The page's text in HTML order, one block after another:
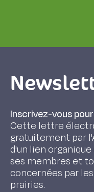
Inscrivez-vous
Cette lettre
gratuitement par
d'un lien
ses membres et
concernées par
prairies.